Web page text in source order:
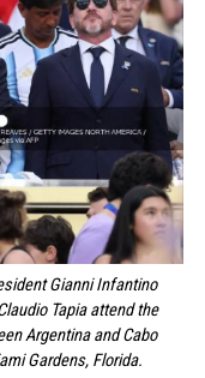
Gianni Infantino
Tapia attend the
Argentina and Cabo
Gardens, Florida.